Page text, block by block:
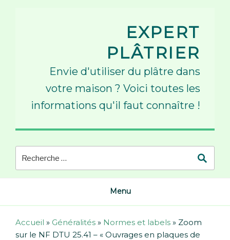
EXPERT
PLÂTRIER
Envie d'utiliser du plâtre dans
votre maison ? Voici toutes les
informations qu'il faut connaître !
Menu
Accueil » Généralités » Normes et labels » Zoom
sur le NF DTU 25.41 – « Ouvrages en plaques de